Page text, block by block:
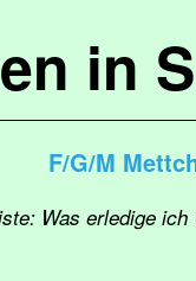
in
F/G/M
Was erledige